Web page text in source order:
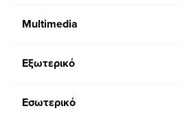
Multimedia
Εξωτερικό
Εσωτερικό